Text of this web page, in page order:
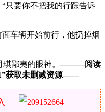
只要你不把我的行踪告诉
车辆开始前行，他扔掉烟
琪鄙夷的眼神。———阅读
获取未删减资源—​​​​—